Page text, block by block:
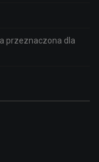
przeznaczona dla